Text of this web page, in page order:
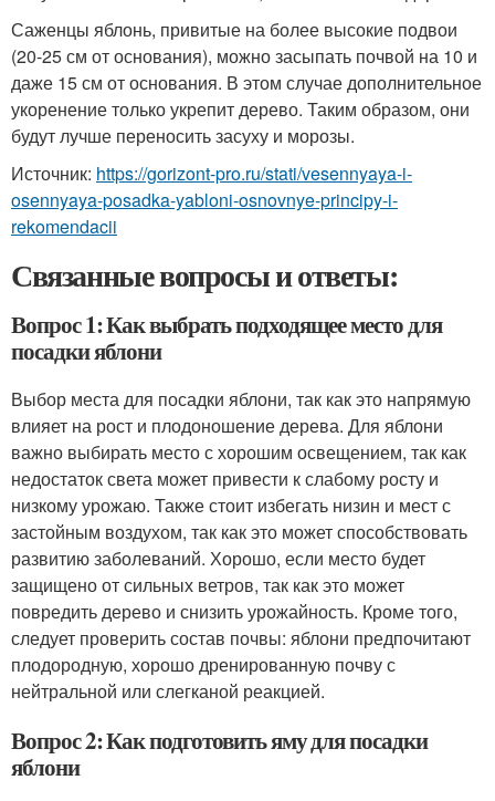
Саженцы яблонь, привитые на более высокие подвои
(20-25 см от основания), можно засыпать почвой на 10 и
даже 15 см от основания. В этом случае дополнительное
укоренение только укрепит дерево. Таким образом, они
будут лучше переносить засуху и морозы.
Источник: https://gorizont-pro.ru/stati/vesennyaya-i-
osennyaya-posadka-yabloni-osnovnye-principy-i-
rekomendacii
Связанные вопросы и ответы:
Вопрос 1: Как выбрать подходящее место для
посадки яблони
Выбор места для посадки яблони, так как это напрямую
влияет на рост и плодоношение дерева. Для яблони
важно выбирать место с хорошим освещением, так как
недостаток света может привести к слабому росту и
низкому урожаю. Также стоит избегать низин и мест с
застойным воздухом, так как это может способствовать
развитию заболеваний. Хорошо, если место будет
защищено от сильных ветров, так как это может
повредить дерево и снизить урожайность. Кроме того,
следует проверить состав почвы: яблони предпочитают
плодородную, хорошо дренированную почву с
нейтральной или слегканой реакцией.
Вопрос 2: Как подготовить яму для посадки
яблони